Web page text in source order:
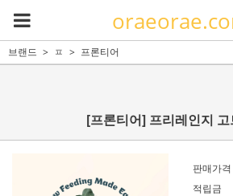
브랜드 ㅍ 프론티어
[프론티어] 프리레인지
판매가격
적립금